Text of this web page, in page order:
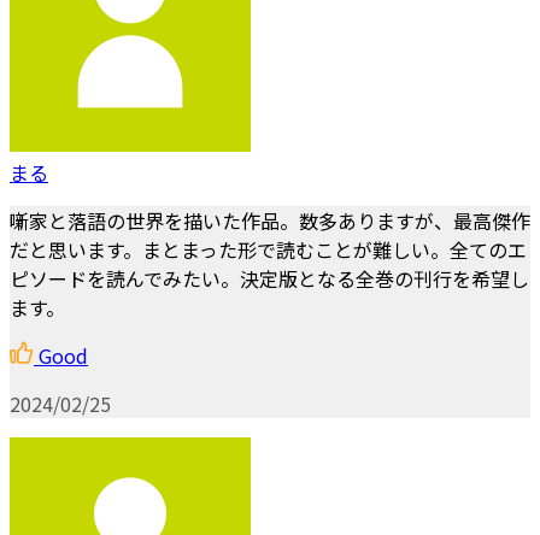
まる
噺家と落語の世界を描いた作品。数多ありますが、最高傑作
だと思います。まとまった形で読むことが難しい。全てのエ
ピソードを読んでみたい。決定版となる全巻の刊行を希望し
ます。
Good
2024/02/25